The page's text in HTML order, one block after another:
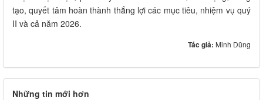
tạo, quyết tâm hoàn thành thắng lợi các mục tiêu, nhiệm vụ quý
II và cả năm 2026.
Tác giả: Minh Dũng
Những tin mới hơn